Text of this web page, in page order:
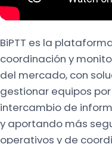
BiPTT es la
coordinación y
del mercado, con
gestionar equipos
intercambio de
y aportando más
operativos y de